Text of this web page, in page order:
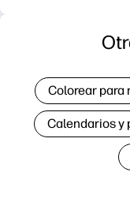
Colorear para
Calendarios y